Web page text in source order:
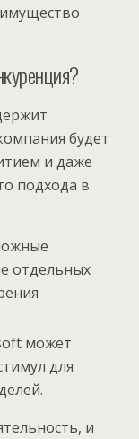
будет
и даже
подхода в
отдельных
может
для
и